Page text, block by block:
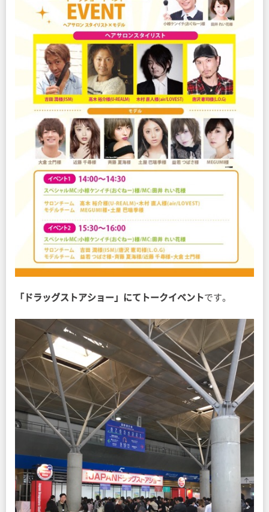
「ドラッグストアショー」にてトークイベントです。